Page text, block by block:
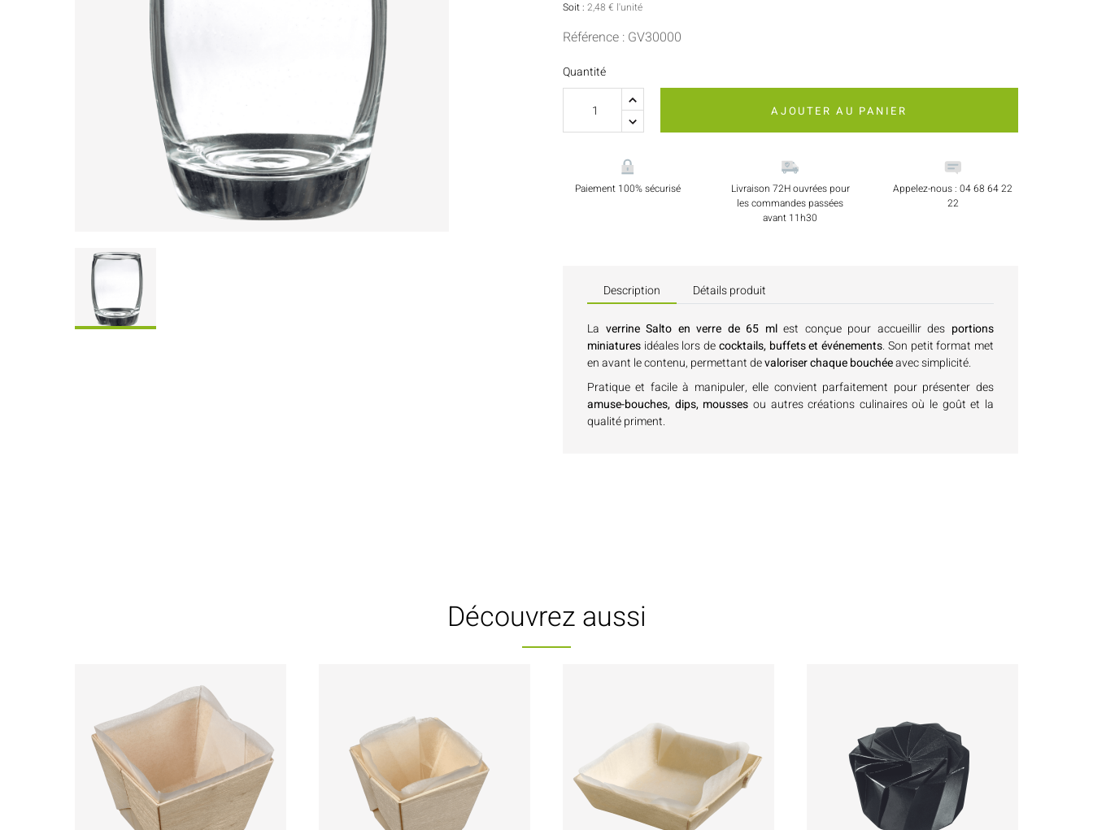
Sauces Et Condiments
Nappes Et Serviettes
Flacons Et Bouteilles
Soit : 2,48 € l'unité
Référence : GV30000
Quantité
AJOUTER AU PANIER
Paiement 100% sécurisé
Livraison 72H ouvrées pour
les commandes passées
avant 11h30
Appelez-nous : 04 68 64 22
22
Description Détails produit
La verrine Salto en verre de 65 mlest conçue pour accueillir des portions
miniaturesidéales lors decocktails, buffets et événements. Son petit format met
en avant le contenu, permettant devaloriser chaque bouchéeavec simplicité.
Pratique et facile à manipuler, elle convient parfaitement pour présenter des
amuse-bouches, dips, mousses ou autres créations culinaires où le goût et la
qualité priment.
Découvrez aussi